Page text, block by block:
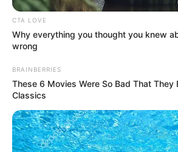
ΑΠΟΨΕΙΣ
Τραγωδία Τέμπη: Πολλά τα
πως να τα ..αντέξουμε!!!
Τραγωδία Τέμπη: Πολλά τα μυστήρια που
σκέψεις τους ακόμα σκεπτόμενους
Μυστήρια που βγαίνουν συνεχώς στην
διαδέχονται ως πληροφορία το...
CTA LOVE
Why everything you thought you knew
wrong
BRAINBERRIES
These 6 Movies Were So Bad That They
Classics